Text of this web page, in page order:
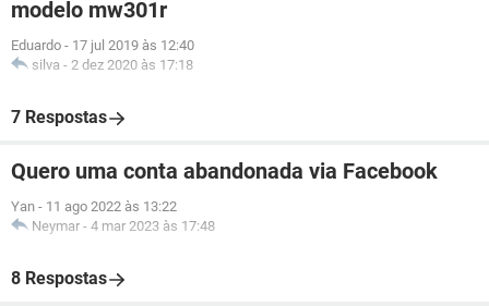
modelo mw301r
Eduardo - 17 jul 2019 às 12:40
silva - 2 dez 2020 às 17:18
7 Respostas
Quero uma conta abandonada via Facebook
Yan - 11 ago 2022 às 13:22
Neymar - 4 mar 2023 às 17:48
8 Respostas